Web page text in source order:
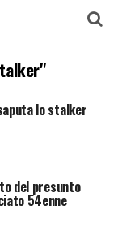
lo stalker
del presunto
54enne